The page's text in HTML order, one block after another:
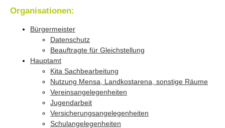
Organisationen:
Bürgermeister
Datenschutz
Beauftragte für Gleichstellung
Hauptamt
Kita Sachbearbeitung
Nutzung Mensa, Landkostarena, sonstige Räume
Vereinsangelegenheiten
Jugendarbeit
Versicherungsangelegenheiten
Schulangelegenheiten